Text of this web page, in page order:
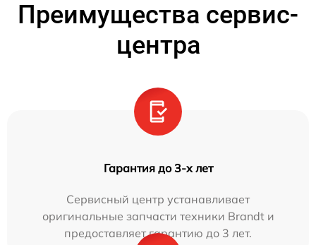
Преимущества сервис-
центра
Гарантия до 3-х лет
Сервисный центр устанавливает
оригинальные запчасти техники Brandt и
предоставляет гарантию до 3 лет.